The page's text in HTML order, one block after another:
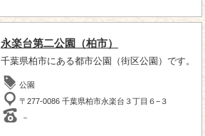
永楽台第二公園（柏市）
千葉県柏市にある都市公園（街区公園）です。
公園
〒277-0086 千葉県柏市永楽台３丁目６−３
－